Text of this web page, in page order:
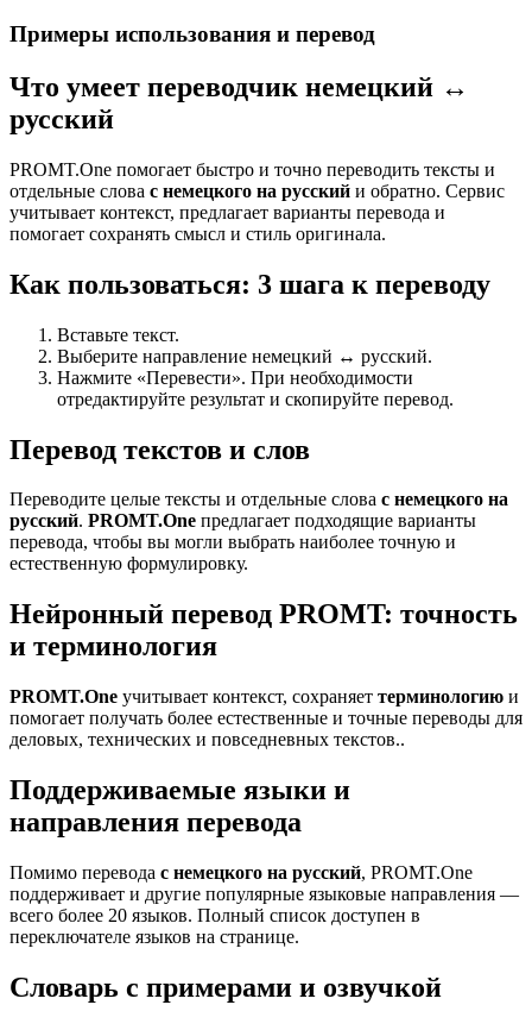
Примеры использования и перевод
Что умеет переводчик немецкий ↔
русский
PROMT.One помогает быстро и точно переводить тексты и
отдельные слова с немецкого на русский и обратно. Сервис
учитывает контекст, предлагает варианты перевода и
помогает сохранять смысл и стиль оригинала.
Как пользоваться: 3 шага к переводу
Вставьте текст.
Выберите направление немецкий ↔ русский.
Нажмите «Перевести». При необходимости
отредактируйте результат и скопируйте перевод.
Перевод текстов и слов
Переводите целые тексты и отдельные слова с немецкого на
русский. PROMT.One предлагает подходящие варианты
перевода, чтобы вы могли выбрать наиболее точную и
естественную формулировку.
Нейронный перевод PROMT: точность
и терминология
PROMT.One учитывает контекст, сохраняет терминологию и
помогает получать более естественные и точные переводы для
деловых, технических и повседневных текстов..
Поддерживаемые языки и
направления перевода
Помимо перевода с немецкого на русский, PROMT.One
поддерживает и другие популярные языковые направления —
всего более 20 языков. Полный список доступен в
переключателе языков на странице.
Словарь с примерами и озвучкой